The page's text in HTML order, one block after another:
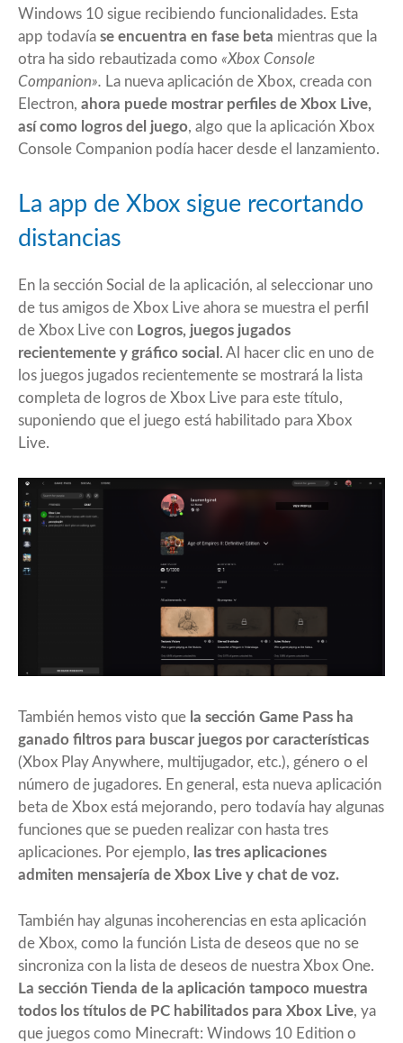
Windows 10 sigue recibiendo funcionalidades. Esta
app todavía se encuentra en fase beta mientras que la
otra ha sido rebautizada como «Xbox Console
Companion». La nueva aplicación de Xbox, creada con
Electron, ahora puede mostrar perfiles de Xbox Live,
así como logros del juego, algo que la aplicación Xbox
Console Companion podía hacer desde el lanzamiento.
La app de Xbox sigue recortando
distancias
En la sección Social de la aplicación, al seleccionar uno
de tus amigos de Xbox Live ahora se muestra el perfil
de Xbox Live con Logros, juegos jugados
recientemente y gráfico social . Al hacer clic en uno de
los juegos jugados recientemente se mostrará la lista
completa de logros de Xbox Live para este título,
suponiendo que el juego está habilitado para Xbox
Live.
También hemos visto que la sección Game Pass ha
ganado filtros para buscar juegos por características
(Xbox Play Anywhere, multijugador, etc.), género o el
número de jugadores. En general, esta nueva aplicación
beta de Xbox está mejorando, pero todavía hay algunas
funciones que se pueden realizar con hasta tres
aplicaciones. Por ejemplo, las tres aplicaciones
admiten mensajería de Xbox Live y chat de voz.
También hay algunas incoherencias en esta aplicación
de Xbox, como la función Lista de deseos que no se
sincroniza con la lista de deseos de nuestra Xbox One.
La sección Tienda de la aplicación tampoco muestra
todos los títulos de PC habilitados para Xbox Live, ya
que juegos como Minecraft: Windows 10 Edition o